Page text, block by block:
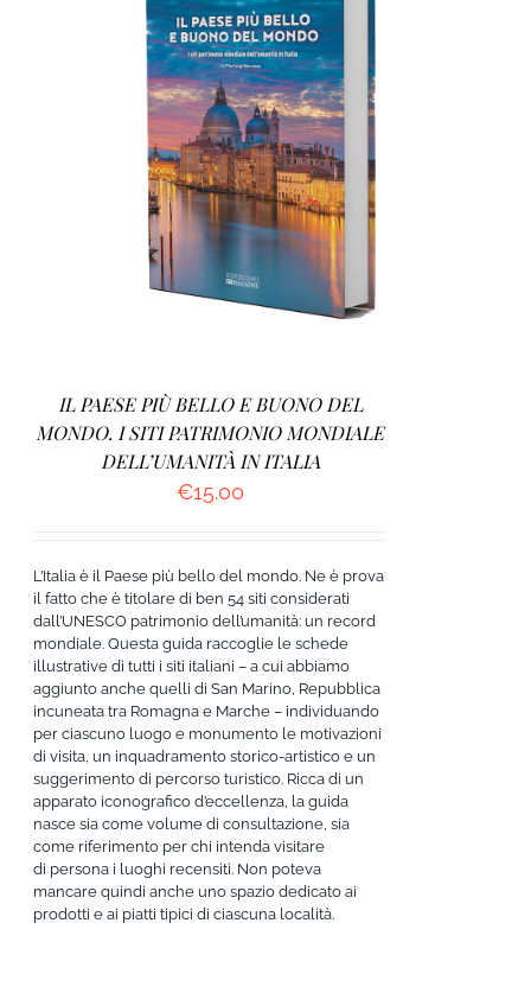
AGGIUNGI AL CARRELLO /
IL PAESE PIÙ BELLO E BUONO DEL
MONDO. I SITI PATRIMONIO MONDIALE
DELL’UMANITÀ IN ITALIA
€15.00
L’Italia è il Paese più bello del mondo. Ne è prova
il fatto che è titolare di ben 54 siti considerati
dall’UNESCO patrimonio dell’umanità: un record
mondiale. Questa guida raccoglie le schede
illustrative di tutti i siti italiani – a cui abbiamo
aggiunto anche quelli di San Marino, Repubblica
incuneata tra Romagna e Marche – individuando
per ciascuno luogo e monumento le motivazioni
di visita, un inquadramento storico-artistico e un
suggerimento di percorso turistico. Ricca di un
apparato iconografico d’eccellenza, la guida
nasce sia come volume di consultazione, sia
come riferimento per chi intenda visitare
di persona i luoghi recensiti. Non poteva
mancare quindi anche uno spazio dedicato ai
prodotti e ai piatti tipici di ciascuna località.